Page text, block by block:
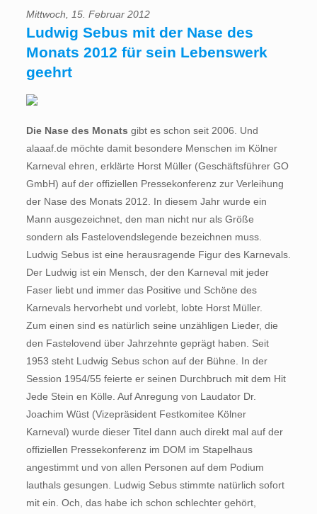
Mittwoch, 15. Februar 2012
Ludwig Sebus mit der Nase des
Monats 2012 für sein Lebenswerk
geehrt
Die Nase des Monats gibt es schon seit 2006. Und
alaaaf.de möchte damit besondere Menschen im Kölner
Karneval ehren, erklärte Horst Müller (Geschäftsführer GO
GmbH) auf der offiziellen Pressekonferenz zur Verleihung
der Nase des Monats 2012. In diesem Jahr wurde ein
Mann ausgezeichnet, den man nicht nur als Größe
sondern als Fastelovendslegende bezeichnen muss.
Ludwig Sebus ist eine herausragende Figur des Karnevals.
Der Ludwig ist ein Mensch, der den Karneval mit jeder
Faser liebt und immer das Positive und Schöne des
Karnevals hervorhebt und vorlebt, lobte Horst Müller.
Zum einen sind es natürlich seine unzähligen Lieder, die
den Fastelovend über Jahrzehnte geprägt haben. Seit
1953 steht Ludwig Sebus schon auf der Bühne. In der
Session 1954/55 feierte er seinen Durchbruch mit dem Hit
Jede Stein en Kölle. Auf Anregung von Laudator Dr.
Joachim Wüst (Vizepräsident Festkomitee Kölner
Karneval) wurde dieser Titel dann auch direkt mal auf der
offiziellen Pressekonferenz im DOM im Stapelhaus
angestimmt und von allen Personen auf dem Podium
lauthals gesungen. Ludwig Sebus stimmte natürlich sofort
mit ein. Och, das habe ich schon schlechter gehört,